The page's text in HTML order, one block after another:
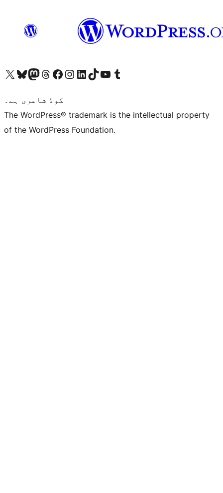
Visit our X (formerly Twitter) account
ہمارے بلیواسکائی اکاؤنٹ پر جائیں
Visit our Mastodon account
ہمارے ٹھریڈز اکاؤنٹ پر جائیں
Visit our Facebook page
Visit our Instagram account
Visit our LinkedIn account
ہمارے ٹک ٹاک اکاؤنٹ پر جائیں
Visit our YouTube channel
ہمارے ٹمبلر اکاؤنٹ پر جائیں
کوڈ شاعری ہے۔
The WordPress® trademark is the intellectual property
of the WordPress Foundation.